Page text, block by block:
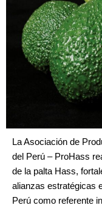
La Asociación de
del Perú – ProHass
de la palta Hass,
alianzas estratégicas
Perú como referente